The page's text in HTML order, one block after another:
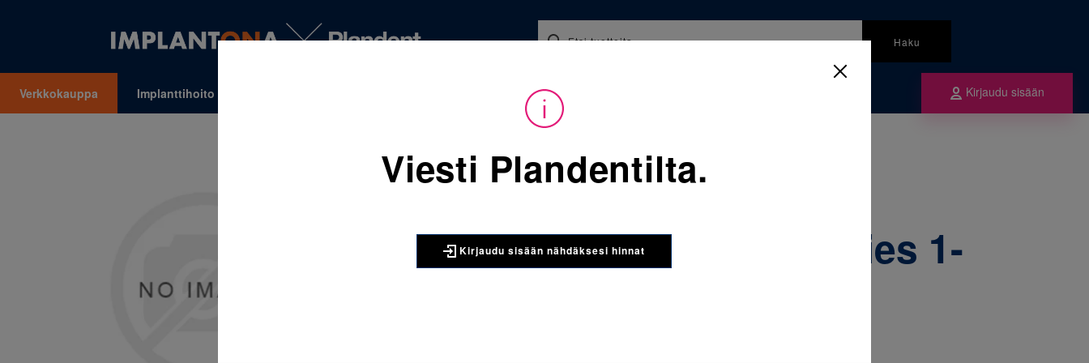
Haku
Verkkokauppa Implanttihoito Ajankohtaista Kirjaudu sisään
Sijainti: Tarvikkeet / Oikominen / Tuubit 3M Unitek Victory Series 1-Tuubit alaleukaan
3M Unitek Victory Series 1-
Viesti Plandentilta.
Kirjaudu sisään nähdäksesi hinnat